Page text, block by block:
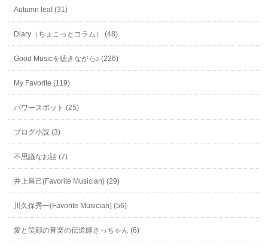
Autumn leaf (31)
Diary（ちょこっとコラム） (48)
Good Musicを聴きながら♪ (226)
My Favorite (119)
パワースポット (25)
ブログ小説 (3)
不思議なお話 (7)
井上昌己(Favorite Musician) (29)
川久保秀一(Favorite Musician) (56)
愛と笑顔の音楽の伝道師さっちゃん (6)